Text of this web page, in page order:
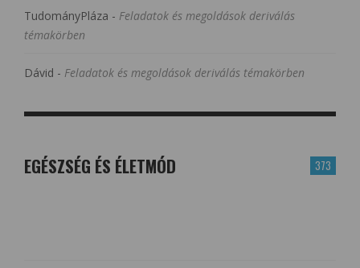
TudományPláza - Feladatok és megoldások deriválás
témakörben
Dávid - Feladatok és megoldások deriválás témakörben
373
EGÉSZSÉG ÉS ÉLETMÓD